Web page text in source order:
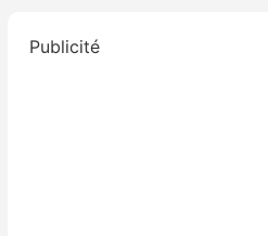
Publicité